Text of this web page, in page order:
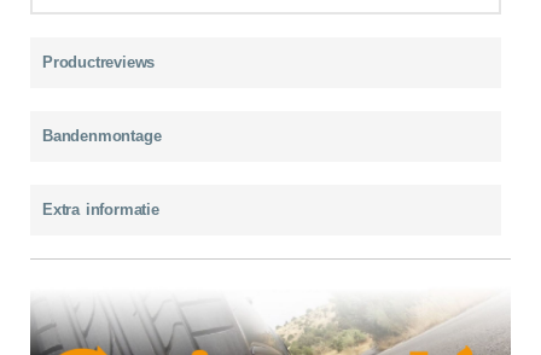
Productreviews
Bandenmontage
Extra informatie